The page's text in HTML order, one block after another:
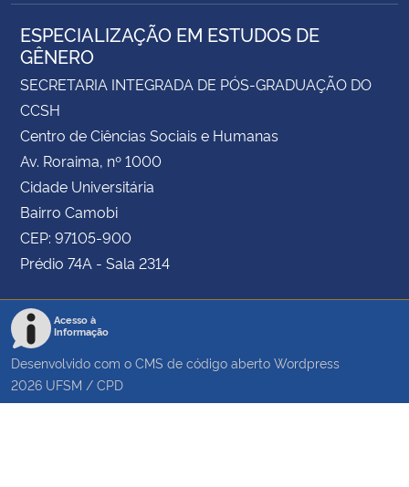
ESPECIALIZAÇÃO EM ESTUDOS DE
GÊNERO
SECRETARIA INTEGRADA DE PÓS-GRADUAÇÃO DO
CCSH
Centro de Ciências Sociais e Humanas
Av. Roraima, nº 1000
Cidade Universitária
Bairro Camobi
CEP: 97105-900
Prédio 74A - Sala 2314
Acesso à
Informação
Desenvolvido com o CMS de código aberto Wordpress
2026 UFSM / CPD